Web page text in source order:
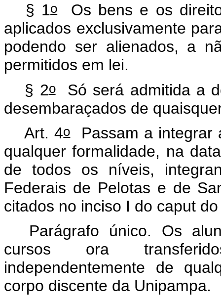
§ 1oOs bens e os
aplicados exclusivamente
podendo ser alienados, a
permitidos em lei.
§ 2oSó será admitida a
desembaraçados de
Art. 4oPassam a integrar
qualquer formalidade, na
de todos os níveis,
Federais de Pelotas e de
citados no inciso I do caput
Parágrafo único. Os
cursos ora
independentemente de
corpo discente da Unipampa.